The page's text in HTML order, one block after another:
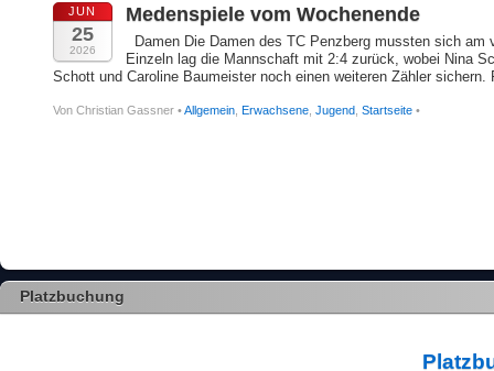
JUN
25
2026
Medenspiele vom Wochenende
Damen Die Damen des TC Penzberg mussten sich
Einzeln lag die Mannschaft mit 2:4 zurück, wobei Nina
Schott und Caroline Baumeister noch einen weiteren Zähler sichern.
Von Christian Gassner • Allgemein, Erwachsene, Jugend, Startseite•
Platzbuchung